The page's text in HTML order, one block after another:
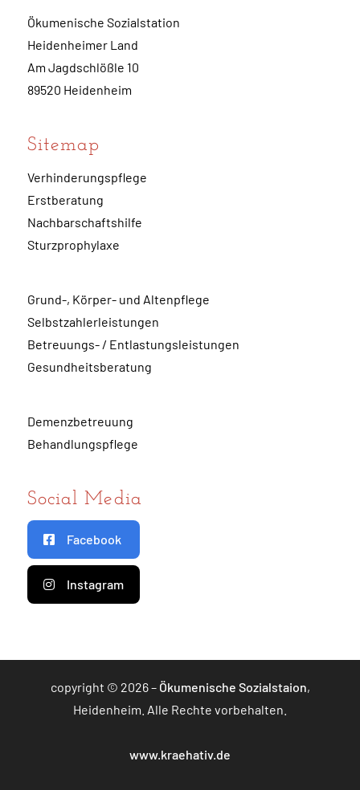
Ökumenische Sozialstation
Heidenheimer Land
Am Jagdschlößle 10
89520 Heidenheim
Sitemap
Verhinderungspflege
Erstberatung
Nachbarschaftshilfe
Sturzprophylaxe
Grund-, Körper- und Altenpflege
Selbstzahlerleistungen
Betreuungs- / Entlastungsleistungen
Gesundheitsberatung
Demenzbetreuung
Behandlungspflege
Social Media
Facebook
Instagram
copyright © 2026 – Ökumenische Sozialstaion,
Heidenheim. Alle Rechte vorbehalten.
www.kraehativ.de